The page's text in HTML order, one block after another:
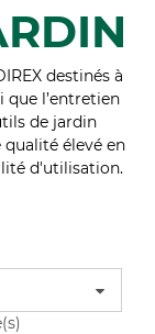
destinés à
que l’entretien
de jardin
qualité élevé en
d'utilisation.